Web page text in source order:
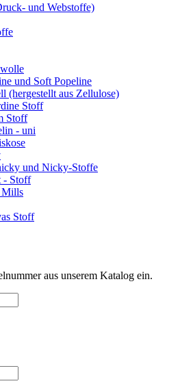
und Webstoffe)
und Soft Popeline
(hergestellt aus Zellulose)
Stoff
Stoff
- uni
und Nicky-Stoffe
- Stoff
Mills
Stoff
aus unserem Katalog ein.